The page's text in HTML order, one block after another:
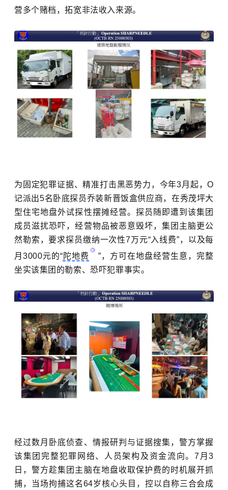
营多个赌档，拓宽非法收入来源。
为固定犯罪证据、精准打击黑恶势力，今年3月起，O
记派出5名卧底探员乔装新晋饭盒供应商，在秀茂坪大
型住宅地盘外试探性摆摊经营。探员随即遭到该集团
成员滋扰恐吓，经营物品被恶意毁坏，集团主脑更公
然勒索，要求探员缴纳一次性7万元“入线费”，以及每
月3000元的“ 陀地费
”，方可在地盘经营生意，完整
坐实该集团的勒索、恐吓犯罪事实。
经过数月卧底侦查、情报研判与证据搜集，警方掌握
该集团完整犯罪网络、人员架构及资金流向。7月3
日，警方趁集团主脑在地盘收取保护费的时机展开抓
捕，当场拘捕这名64岁核心头目，控以自称三合会成